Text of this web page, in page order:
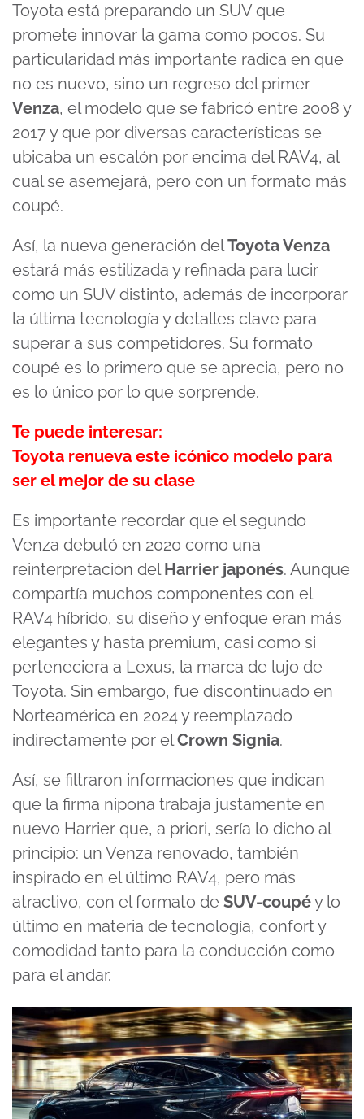
Toyota está preparando un SUV que
promete innovar la gama como pocos. Su
particularidad más importante radica en que
no es nuevo, sino un regreso del primer
Venza, el modelo que se fabricó entre 2008 y
2017 y que por diversas características se
ubicaba un escalón por encima del RAV4, al
cual se asemejará, pero con un formato más
coupé.
Así, la nueva generación delToyota Venza
estará más estilizada y refinada para lucir
como un SUV distinto, además de incorporar
la última tecnología y detalles clave para
superar a sus competidores. Su formato
coupé es lo primero que se aprecia, pero no
es lo único por lo que sorprende.
Te puede interesar:
Toyota renueva este icónico modelo para
ser el mejor de su clase
Es importante recordar que el segundo
Venza debutó en 2020 como una
reinterpretación delHarrier japonés. Aunque
compartía muchos componentes con el
RAV4 híbrido, su diseño y enfoque eran más
elegantes y hasta premium, casi como si
perteneciera a Lexus, la marca de lujo de
Toyota. Sin embargo, fue discontinuado en
Norteamérica en 2024 y reemplazado
indirectamente por elCrown Signia.
Así, se filtraron informaciones que indican
que la firma nipona trabaja justamente en
nuevo Harrier que, a priori, sería lo dicho al
principio: un Venza renovado, también
inspirado en el último RAV4, pero más
atractivo, con el formato de SUV-coupéy lo
último en materia de tecnología, confort y
comodidad tanto para la conducción como
para el andar.